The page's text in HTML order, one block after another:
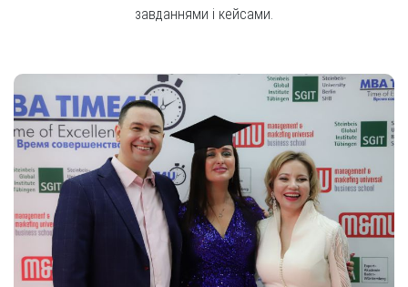
завданнями і кейсами.